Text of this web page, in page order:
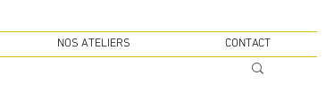
NOS ATELIERS CONTACT